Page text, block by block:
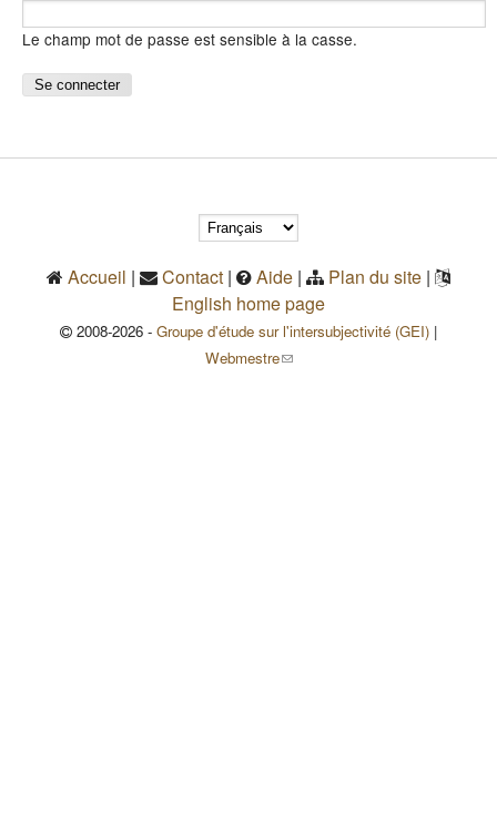
Le champ mot de passe est sensible à la casse.
Accueil | Contact | Aide | Plan du site |
English home page
2008-2026 - Groupe d'étude sur l'intersubjectivité (GEI) |
Webmestre(le lien envoie un courriel)